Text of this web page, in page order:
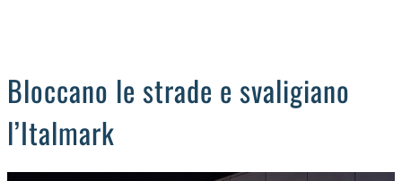
Bloccano le strade e svaligiano
l’Italmark